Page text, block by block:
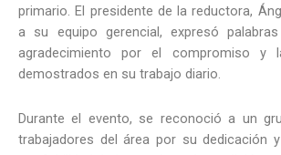
primario. El presidente de la reductora,
a su equipo gerencial, expresó
agradecimiento por el compromiso y
demostrados en su trabajo diario.
Durante el evento, se reconoció a un
trabajadores del área por su dedicación